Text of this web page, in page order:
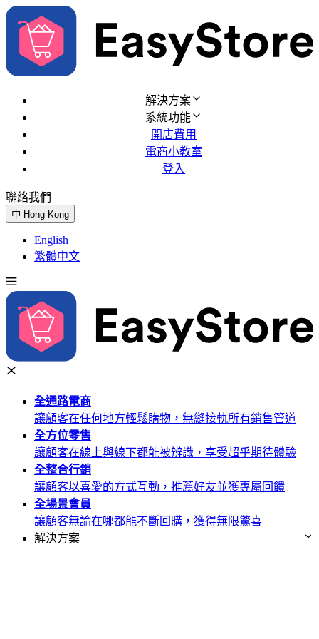
解決方案
系統功能
開店費用
電商小教室
登入
聯絡我們
中 Hong Kong
English
繁體中文
全通路電商
讓顧客在任何地方輕鬆購物，無縫接軌所有銷售管道
全方位零售
讓顧客在線上與線下都能被辨識，享受超乎期待體驗
全整合行銷
讓顧客以喜愛的方式互動，推薦好友並獲專屬回饋
全場景會員
讓顧客無論在哪都能不斷回購，獲得無限驚喜
解決方案